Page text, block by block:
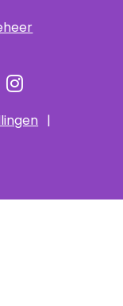
BezoekBezoek
onze
|